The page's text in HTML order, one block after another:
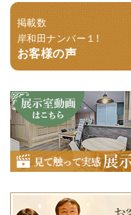
掲載数
岸和田ナンバー１！
お客様の声